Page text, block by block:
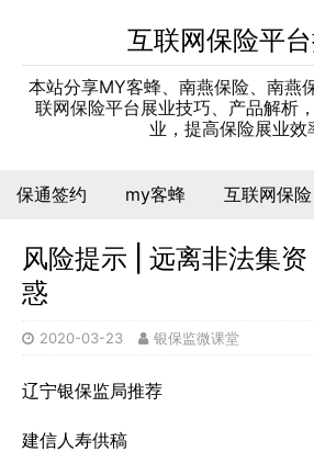
互联网保险平
本站分享MY客蜂、南燕保险、南燕
联网保险平台展业技巧、产品解析
业，提高保险展业效
保通签约 my客蜂 互联网保险
风险提示 | 远离非法集
惑
2020-03-23 银保监微课堂
辽宁银保监局推荐
建信人寿供稿